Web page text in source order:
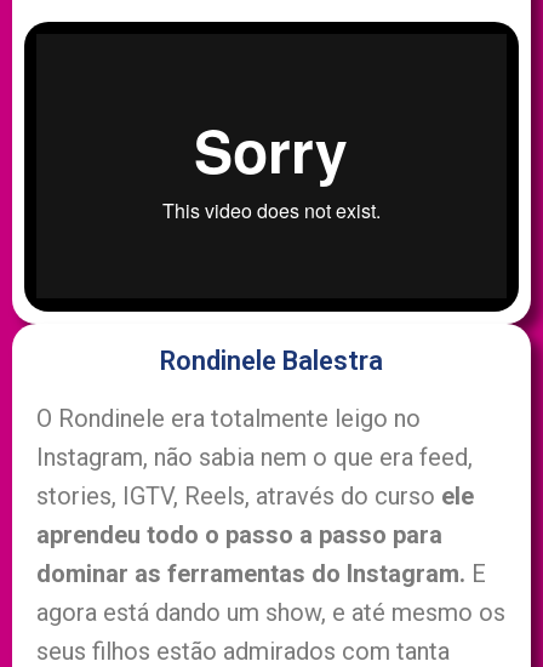
Rondinele Balestra
O Rondinele era totalmente leigo no
Instagram, não sabia nem o que era feed,
stories, IGTV, Reels, através do curso ele
aprendeu todo o passo a passo para
dominar as ferramentas do Instagram. E
agora está dando um show, e até mesmo os
seus filhos estão admirados com tanta